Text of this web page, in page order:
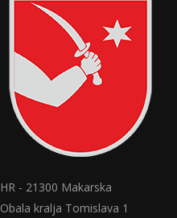
HR - 21300 Makarska
Obala kralja Tomislava 1